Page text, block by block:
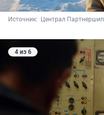
Источник: Централ Партнершип
4 из 6